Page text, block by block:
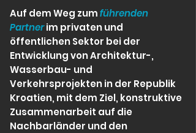
Auf dem Weg zumführenden
Partnerim privaten und
öffentlichen Sektor bei der
Entwicklung von Architektur-,
Wasserbau- und
Verkehrsprojekten in der Republik
Kroatien, mit dem Ziel, konstruktive
Zusammenarbeit auf die
Nachbarländer und den